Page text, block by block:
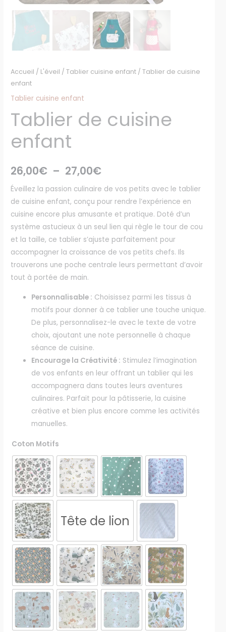
Accueil / L'éveil /Tablier cuisine enfant / Tablier de cuisine
enfant
Tablier cuisine enfant
Tablier de cuisine
enfant
26,00€ – 27,00€
Éveillez la passion culinaire de vos petits avec le tablier
de cuisine enfant, conçu pour rendre l’expérience en
cuisine encore plus amusante et pratique. Doté d’un
système astucieux à un seul lien qui règle le tour de cou
et la taille, ce tablier s’ajuste parfaitement pour
accompagner la croissance de vos petits chefs. Ils
trouverons une poche centrale leurs permettant d’avoir
tout à portée de main.
Personnalisable : Choisissez parmi les tissus à
motifs pour donner à ce tablier une touche unique.
De plus, personnalisez-le avec le texte de votre
choix, ajoutant une note personnelle à chaque
séance de cuisine.
Encourage la Créativité : Stimulez l’imagination
de vos enfants en leur offrant un tablier qui les
accompagnera dans toutes leurs aventures
culinaires. Parfait pour la pâtisserie, la cuisine
créative et bien plus encore comme les activités
manuelles.
Coton Motifs
Tête de lion